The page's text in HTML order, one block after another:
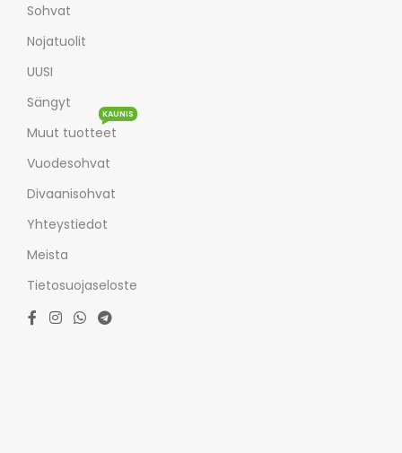
Sohvat
Nojatuolit
UUSI
Sängyt
Muut tuotteet
KAUNIS
Vuodesohvat
Divaanisohvat
Yhteystiedot
Meista
Tietosuojaseloste